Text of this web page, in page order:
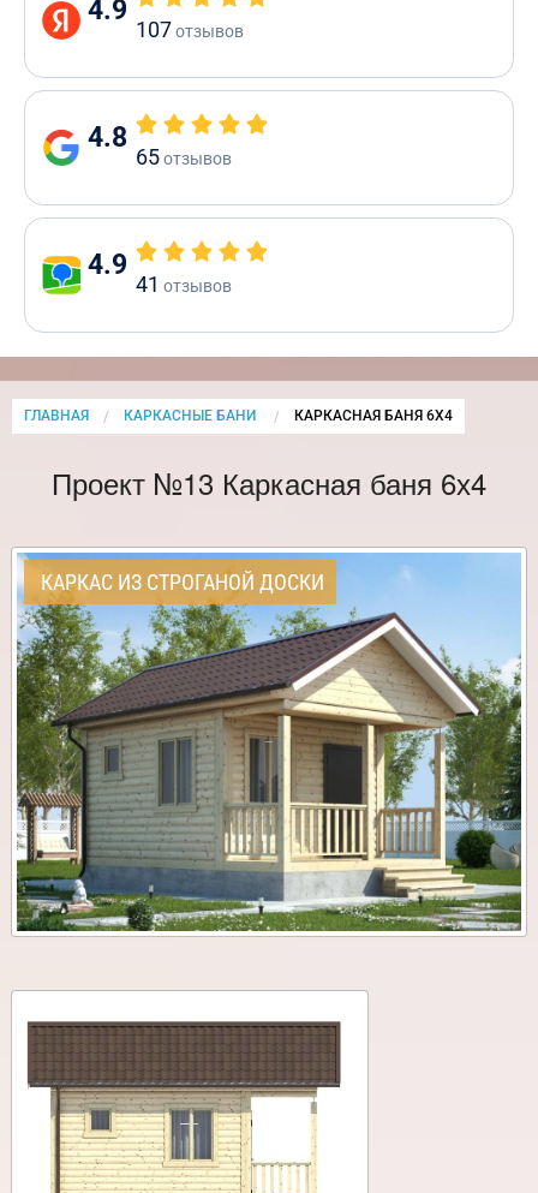
4.9
107отзывов
4.8
65отзывов
4.9
41 отзывов
ГЛАВНАЯ КАРКАСНЫЕ БАНИ CURRENT:
КАРКАСНАЯ БАНЯ 6Х4
Проект №13 Каркасная баня 6х4
КАРКАС ИЗ СТРОГАНОЙ ДОСКИ